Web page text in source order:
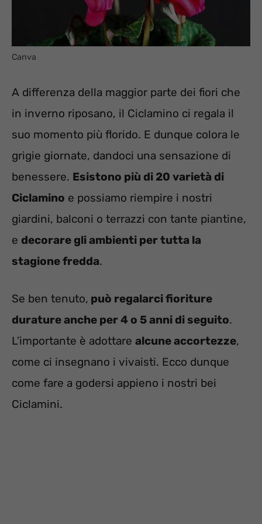
Canva
A differenza della maggior parte dei fiori che
in inverno riposano, il Ciclamino ci regala il
suo momento più florido. E dunque colora le
grigie giornate, dandoci una sensazione di
benessere. Esistono più di 20 varietà di
Ciclamino e possiamo riempire i nostri
giardini, balconi o terrazzi con tante piantine,
e decorare gli ambienti per tutta la
stagione fredda.
Se ben tenuto, può regalarci fioriture
durature anche per 4 o 5 anni di seguito.
L’importante è adottare alcune accortezze,
come ci insegnano i vivaisti. Ecco dunque
come fare a godersi appieno i nostri bei
Ciclamini.